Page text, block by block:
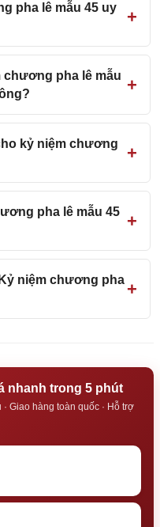
pha lê mẫu 45 uy
chương pha lê mẫu
kỷ niệm chương
pha lê mẫu 45
niệm chương pha
nhanh trong 5 phút
Giao hàng toàn quốc · Hỗ trợ